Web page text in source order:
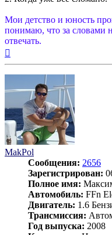
Мои детство и юность
понимаю, что за словами
отвечать.
MakPol
Сообщения: 2656
Зарегистрирован:
Полное имя:
Автомобиль: FFn
Двигатель: 1.6
Трансмиссия:
Год выпуска: 2008